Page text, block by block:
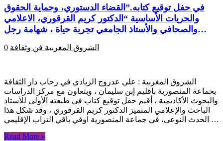
في حفل توقيع كتابه.”القضاء الدستوري، وحماية الحقوق
والحريات الأساسية “الدكتور كريم القرقوري، الاعلامي
والصحافي والأستاذ الجامعي تجربة حياة ، شهامة رجل…
الشروق المغربية فن وثقافة 0
الشروق المغربية : علي عدروج الزيادي في رحاب دار الثقافة
بحماعة المنصورية باقليم إبن سليمان ، وبتعاون مع مركز الدراسات
والبحوث الأكاديمية ، أقيم حفل توقيع كتاب في طبعته الأولى للأستاذ
الباحث والإعلامي المتميز الدكتور كريم القرقوري ، وقد شكل هذا
الحدث النوعي، في جماعة المنصورية اوفي باقي التراب الإقليمي …
Read More »